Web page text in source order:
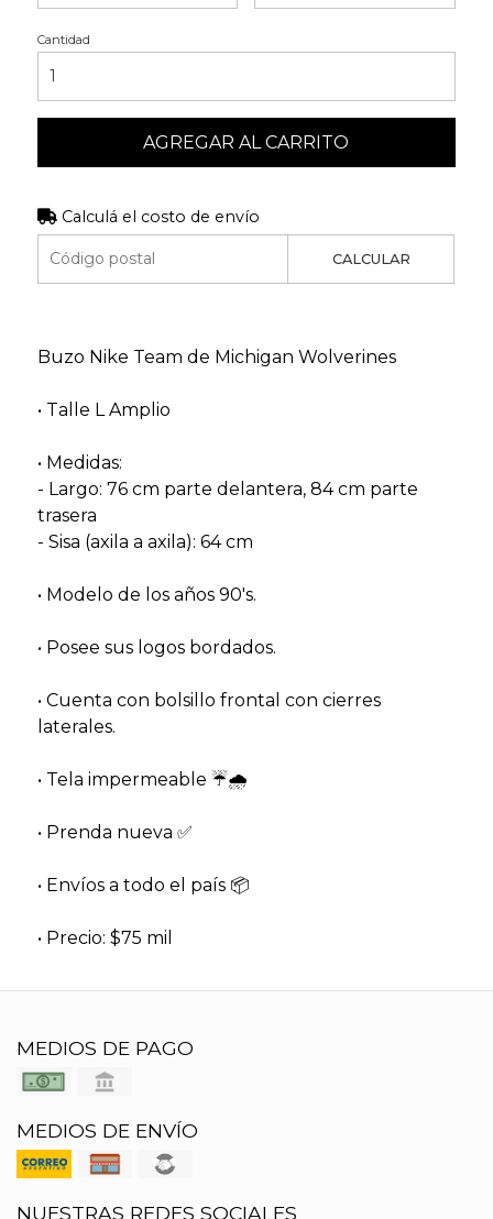
Cantidad
AGREGAR AL CARRITO
Calculá el costo de envío
CALCULAR
Buzo Nike Team de Michigan Wolverines
• Talle L Amplio
• Medidas:
- Largo: 76 cm parte delantera, 84 cm parte
trasera
- Sisa (axila a axila): 64 cm
• Modelo de los años 90's.
• Posee sus logos bordados.
• Cuenta con bolsillo frontal con cierres
laterales.
• Tela impermeable ☔️🌧
• Prenda nueva ✅️
• Envíos a todo el país 📦
• Precio: $75 mil
MEDIOS DE PAGO
MEDIOS DE ENVÍO
NUESTRAS REDES SOCIALES